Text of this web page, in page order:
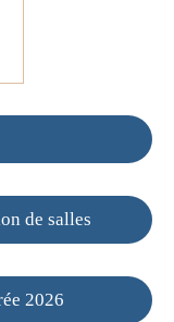
de salles
2026